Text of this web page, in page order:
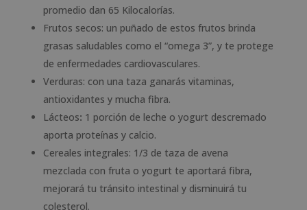
promedio dan 65 Kilocalorías.
Frutos secos: un puñado de estos frutos brinda
grasas saludables como el “omega 3”, y te protege
de enfermedades cardiovasculares.
Verduras: con una taza ganarás vitaminas,
antioxidantes y mucha fibra.
Lácteos: 1 porción de leche o yogurt descremado
aporta proteínas y calcio.
Cereales integrales: 1/3 de taza de avena
mezclada con fruta o yogurt te aportará fibra,
mejorará tu tránsito intestinal y disminuirá tu
colesterol.